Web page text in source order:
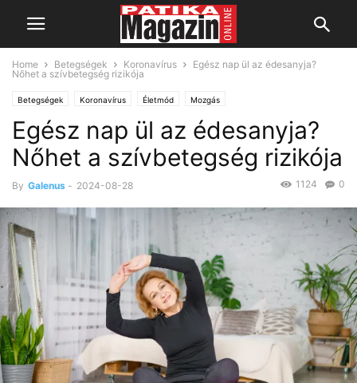
Home Betegségek Koronavírus
Egész nap ül az édesanyja?
Nőhet a szívbetegség rizikója
Betegségek Koronavírus Életmód Mozgás
Szív- és érrendszeri megbetegedések
Egész nap ül az édesanyja?
Nőhet a szívbetegség rizikója
By Galenus - 2024-08-28 0
1124